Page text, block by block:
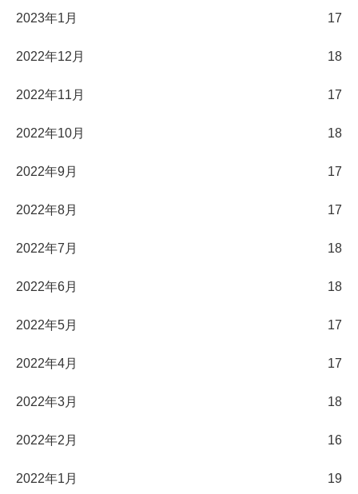
2023年1月 17
2022年12月 18
2022年11月 17
2022年10月 18
2022年9月 17
2022年8月 17
2022年7月 18
2022年6月 18
2022年5月 17
2022年4月 17
2022年3月 18
2022年2月 16
2022年1月 19